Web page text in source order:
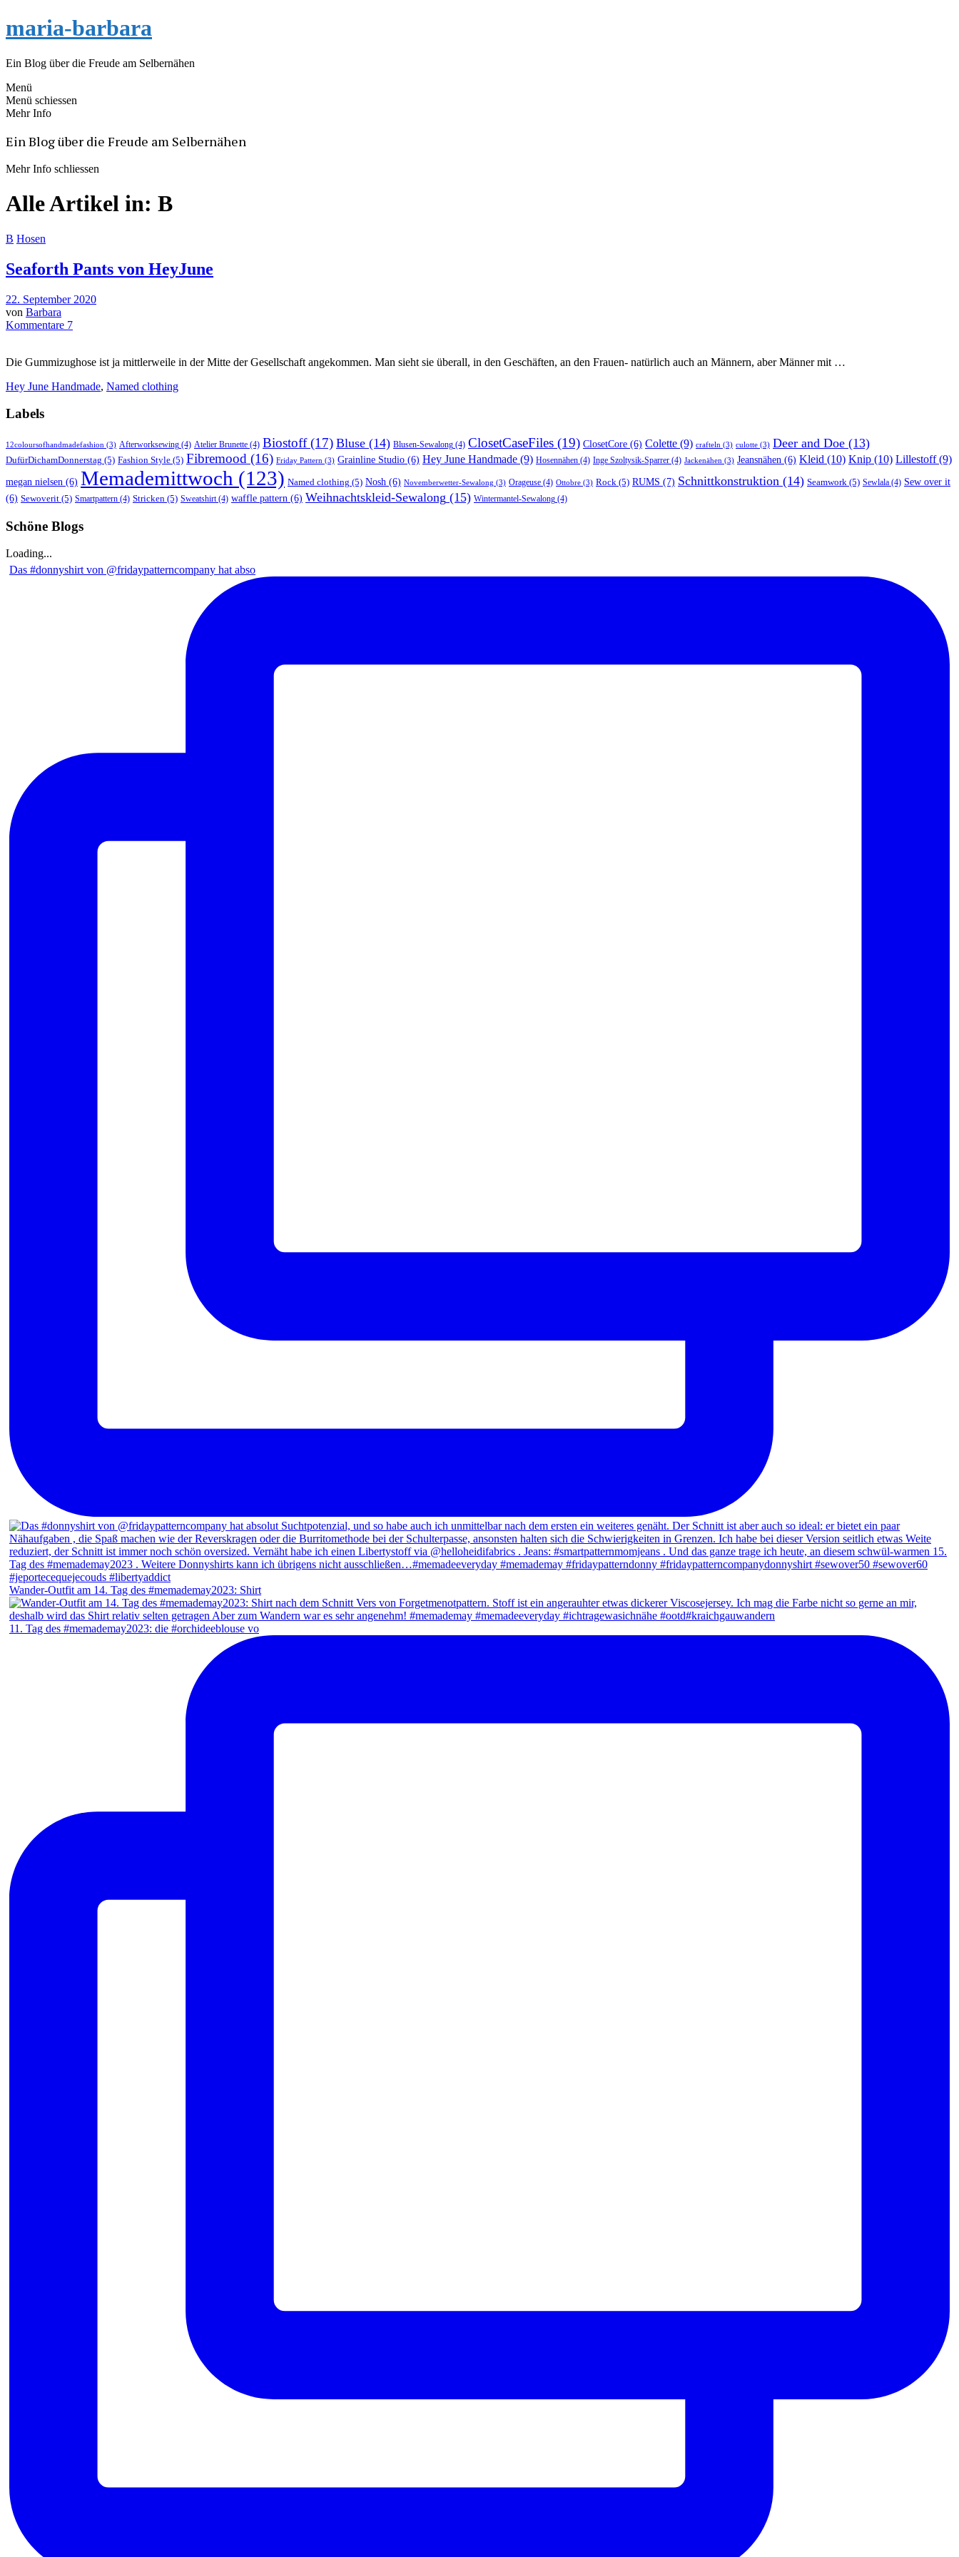
maria-barbara
Ein Blog über die Freude am Selbernähen
Menü
Menü schiessen
Mehr Info
Ein Blog über die Freude am Selbernähen
Mehr Info schliessen
Alle Artikel in: B
B Hosen
Seaforth Pants von HeyJune
22. September 2020
von Barbara
Kommentare 7
Die Gummizughose ist ja mittlerweile in der Mitte der Gesellschaft angekommen. Man sieht sie überall, in den Geschäften, an den Frauen- natürlich auch an Männern, aber Männer mit …
Hey June Handmade, Named clothing
Labels
12coloursofhandmadefashion (3) Afterworksewing (4) Atelier Brunette (4) Biostoff(17) Bluse (14) Blusen-Sewalong (4) ClosetCaseFiles (19) ClosetCore (6) Colette (9) crafteln (3) culotte (3) Deer and Doe (13)
DufürDichamDonnerstag (5) Fashion Style (5) Fibremood (16) Friday Pattern (3) Grainline Studio (6) Hey June Handmade (9) Hosennähen (4) Inge Szoltysik-Sparrer (4) Jackenähen (3) Jeansnähen (6) Kleid (10) Knip (10) Lillestoff(9)
megan nielsen (6) Memademittwoch (123) Named clothing (5) Nosh (6) Novemberwetter-Sewalong (3) Orageuse (4) Ottobre (3) Rock (5) RUMS (7) Schnittkonstruktion (14) Seamwork (5) Sewlala (4) Sew over it
(6) Sewoverit (5) Smartpattern (4) Stricken (5) Sweatshirt(4) waffle pattern (6) Weihnachtskleid-Sewalong (15) Wintermantel-Sewalong (4)
Schöne Blogs
Loading...
Das #donnyshirt von @fridaypatterncompany hat abso
Wander-Outfit am 14. Tag des #memademay2023: Shirt
11. Tag des #memademay2023: die #orchideeblouse vo